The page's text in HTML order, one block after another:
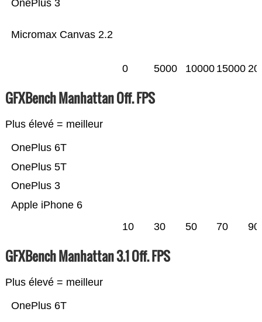
Micromax Canvas 2.2
OnePlus 3
0 5000 10000 15000
GFXBench Manhattan Off. FPS
Plus élevé = meilleur
Apple iPhone 6
OnePlus 3
OnePlus 5T
OnePlus 6T
10 30 50 70 90
GFXBench Manhattan 3.1 Off. FPS
Plus élevé = meilleur
OnePlus 6T